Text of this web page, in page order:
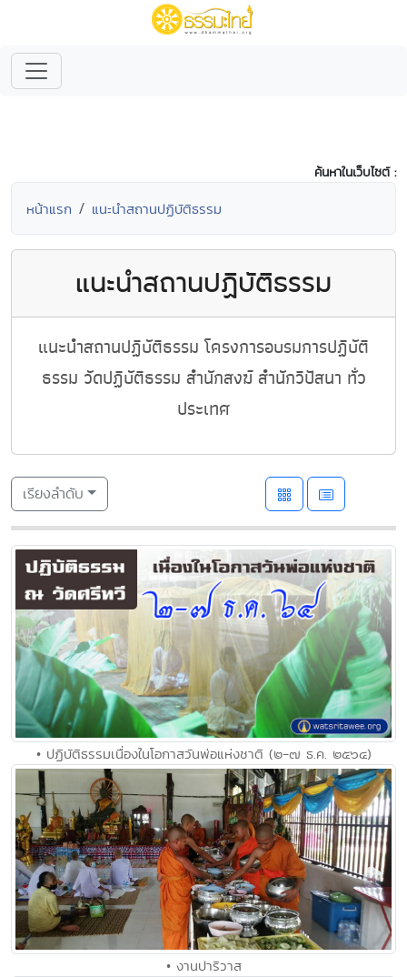
ค้นหาในเว็บไซต์ :
หน้าแรก แนะนำสถานปฏิบัติธรรม
แนะนำสถานปฏิบัติธรรม
แนะนำสถานปฏิบัติธรรม โครงการอบรมการปฏิบัติ
ธรรม วัดปฏิบัติธรรม สำนักสงฆ์ สำนักวิปัสนา ทั่ว
ประเทศ
เรียงลำดับ
• ปฏิบัติธรรมเนื่องในโอกาสวันพ่อแห่งชาติ (๒-๗ ธ.ค. ๒๕๖๔)
• งานปาริวาส